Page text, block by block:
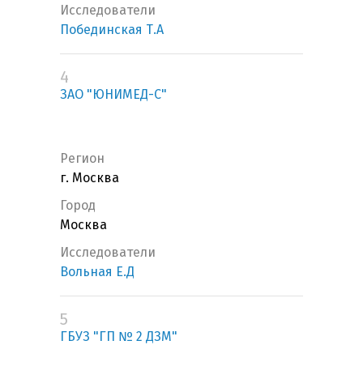
Исследователи
Побединская Т.А
4
ЗАО "ЮНИМЕД-С"
Регион
г. Москва
Город
Москва
Исследователи
Вольная Е.Д
5
ГБУЗ "ГП № 2 ДЗМ"